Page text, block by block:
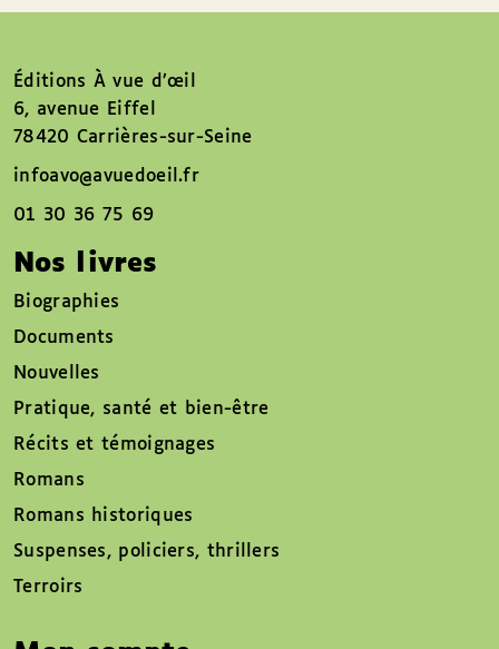
Éditions À vue d’œil
6, avenue Eiffel
78420 Carrières-sur-Seine
infoavo@avuedoeil.fr
01 30 36 75 69
Nos livres
Biographies
Documents
Nouvelles
Pratique, santé et bien-être
Récits et témoignages
Romans
Romans historiques
Suspenses, policiers, thrillers
Terroirs